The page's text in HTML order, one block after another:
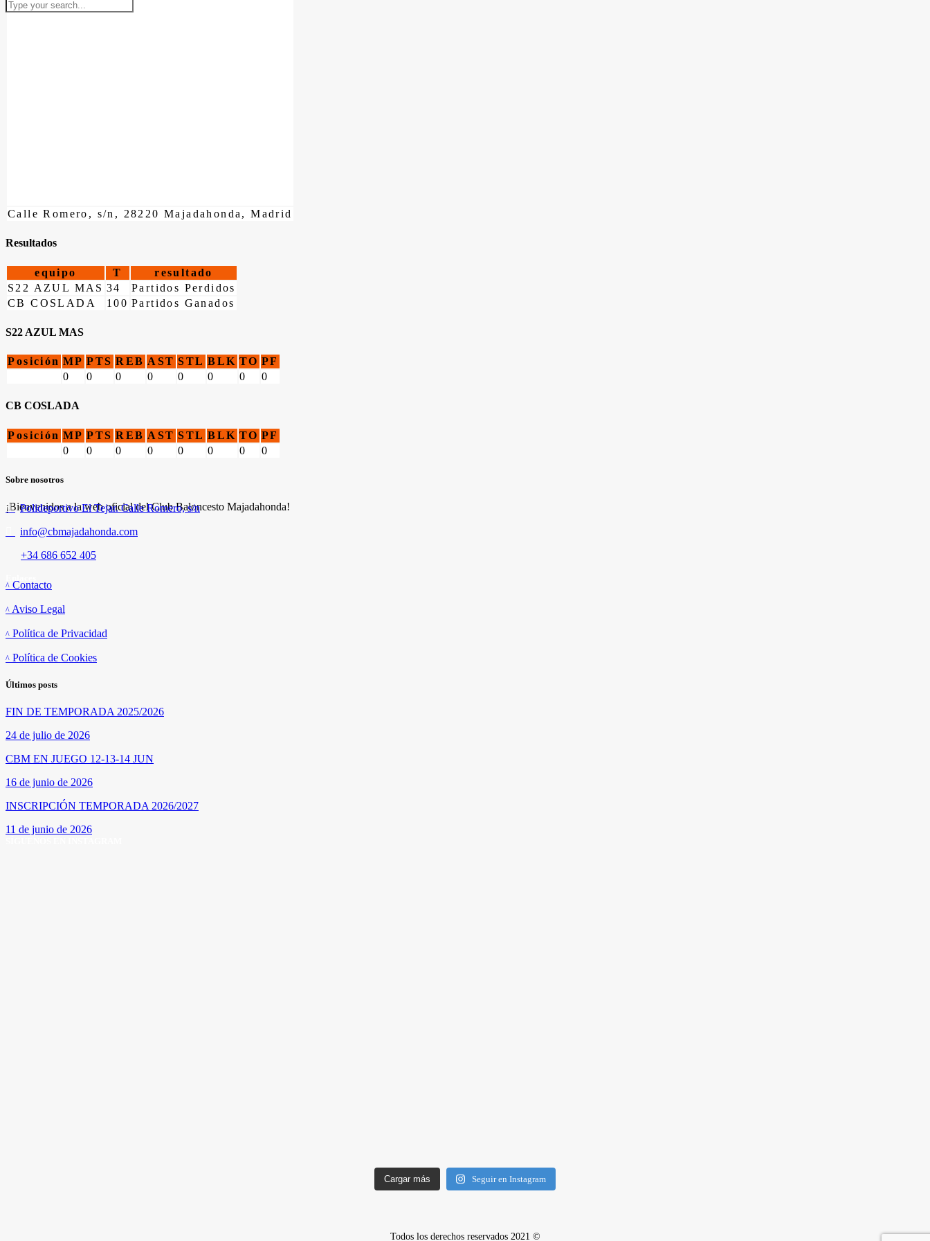
Calle Romero, s/n, 28220 Majadahonda, Madrid
Resultados
equipo T
resultado
S22 AZUL MAS 34
Partidos Perdidos
CB COSLADA
100 Partidos Ganados
S22 AZUL MAS
Posición MP PTS REB AST STL BLK TO PF
0
0 0 0 0 0 0 0
CB COSLADA
Posición MP PTS REB AST STL BLK TO PF
0
0 0 0 0 0 0 0
Sobre nosotros
¡Bienvenidos a la web oficial del Club Baloncesto Majadahonda!
Polideportivo El Tejar. Calle Romero, s/n
info@cbmajadahonda.com
+34 686 652 405
Contacto
Aviso Legal
Política de Privacidad
Política de Cookies
Últimos posts
FIN DE TEMPORADA 2025/2026
24 de julio de 2026
CBM EN JUEGO 12-13-14 JUN
16 de junio de 2026
INSCRIPCIÓN TEMPORADA 2026/2027
11 de junio de 2026
Cargar más Seguir en Instagram
Todos los derechos reservados 2021 ©